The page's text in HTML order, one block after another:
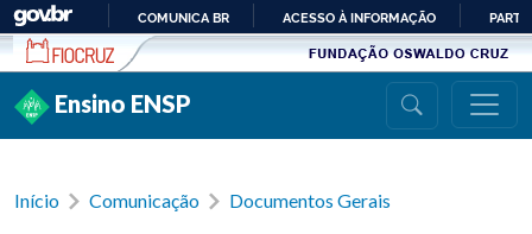
Ir para conteúdo
PARA
COMUNICA BR ACESSO À INFORMAÇÃO
Ensino ENSP
Início Comunicação Documentos Gerais